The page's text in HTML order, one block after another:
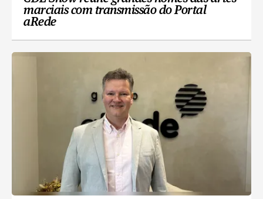
marciais com transmissão do Portal
aRede